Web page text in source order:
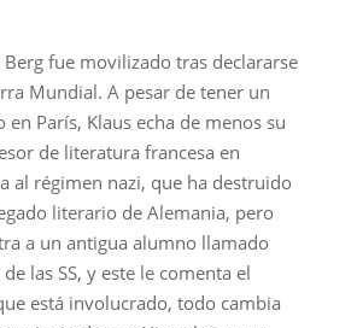
Berg fue movilizado tras declararse
Mundial. A pesar de tener un
París, Klaus echa de menos su
de literatura francesa en
al régimen nazi, que ha destruido
literario de Alemania, pero
a un antigua alumno llamado
las SS, y este le comenta el
está involucrado, todo cambia